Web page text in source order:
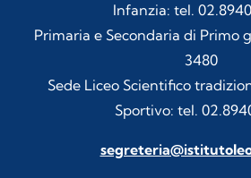
Infanzia: tel.
Primaria e Secondaria di Primo
3480
Sede Liceo Scientifico
Sportivo: tel.